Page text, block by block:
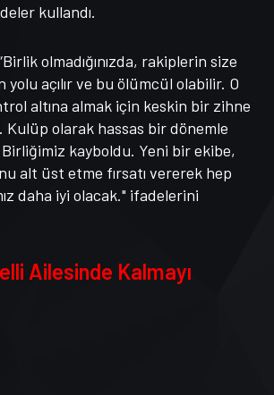
kullandı.
olmadığınızda, rakiplerin size
açılır ve bu ölümcül olabilir. O
altına almak için keskin bir zihne
Kulüp olarak hassas bir dönemle
Birliğimiz kayboldu. Yeni bir ekibe,
alt üst etme fırsatı vererek hep
daha iyi olacak." ifadelerini
Ailesinde Kalmayı